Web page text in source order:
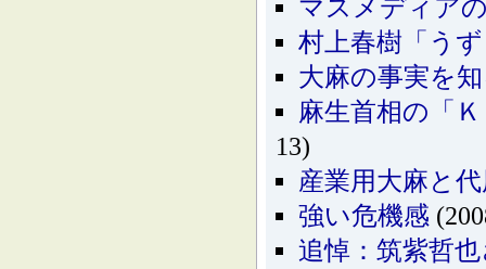
マスメディア
村上春樹「う
大麻の事実を
麻生首相の「
13)
産業用大麻と
強い危機感
追悼：筑紫哲